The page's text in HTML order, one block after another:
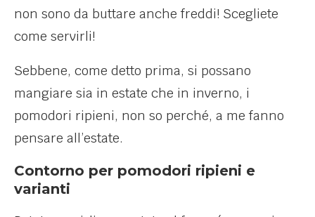
non sono da buttare anche freddi! Scegliete
come servirli!
Sebbene, come detto prima, si possano
mangiare sia in estate che in inverno, i
pomodori ripieni, non so perché, a me fanno
pensare all’estate.
Contorno per pomodori ripieni e
varianti